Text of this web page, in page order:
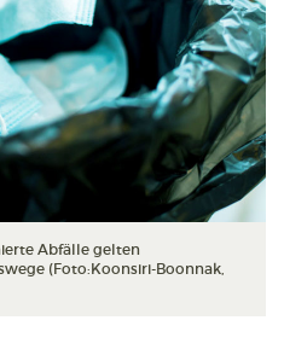
Abfälle gelten
(Foto:Koonsiri-Boonnak,